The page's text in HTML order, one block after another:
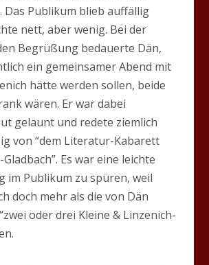
. Das Publikum blieb auffällig
nett, aber wenig. Bei der
Begrüßung bedauerte Dän,
ein gemeinsamer Abend mit
hätte werden sollen, beide
wären. Er war dabei
gelaunt und redete ziemlich
von “dem Literatur-Kabarett
Es war eine leichte
im Publikum zu spüren, weil
doch mehr als die von Dän
oder drei Kleine & Linzenich-